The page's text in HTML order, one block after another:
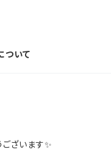
いて
ざいます✨